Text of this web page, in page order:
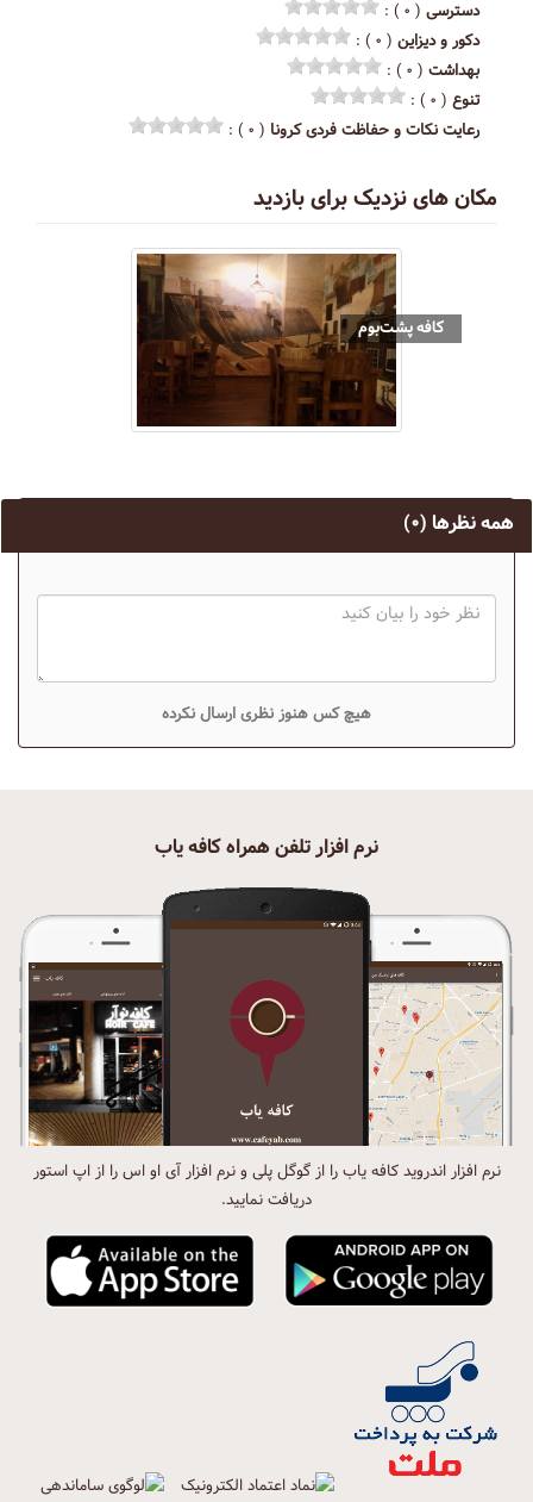
دسترسی ( ۰ ) :
دکور و دیزاین ( ۰ ) :
بهداشت ( ۰ ) :
تنوع ( ۰ ) :
رعایت نکات و حفاظت فردی کرونا ( ۰ ) :
مکان های نزدیک برای بازدید
کافه پشت‌بوم
همه نظرها (۰)
هیچ کس هنوز نظری ارسال نکرده
نرم افزار تلفن همراه کافه یاب
نرم افزار اندروید کافه یاب را از گوگل پلی و نرم افزار آی او اس را از اپ استور
دریافت نمایید.